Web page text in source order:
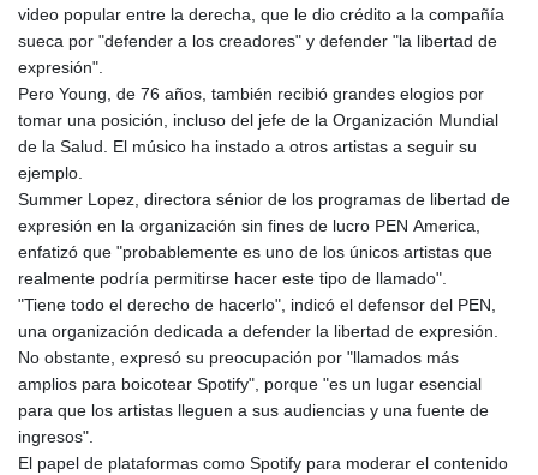
video popular entre la derecha, que le dio crédito a la compañía
sueca por "defender a los creadores" y defender "la libertad de
expresión".
Pero Young, de 76 años, también recibió grandes elogios por
tomar una posición, incluso del jefe de la Organización Mundial
de la Salud. El músico ha instado a otros artistas a seguir su
ejemplo.
Summer Lopez, directora sénior de los programas de libertad de
expresión en la organización sin fines de lucro PEN America,
enfatizó que "probablemente es uno de los únicos artistas que
realmente podría permitirse hacer este tipo de llamado".
"Tiene todo el derecho de hacerlo", indicó el defensor del PEN,
una organización dedicada a defender la libertad de expresión.
No obstante, expresó su preocupación por "llamados más
amplios para boicotear Spotify", porque "es un lugar esencial
para que los artistas lleguen a sus audiencias y una fuente de
ingresos".
El papel de plataformas como Spotify para moderar el contenido